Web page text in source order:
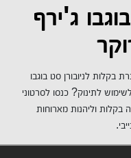
ג'ירף
לניובורן סט בוגבו
לתינוק? כנסו לסרטוני
בקלות וליהנות מארוחות